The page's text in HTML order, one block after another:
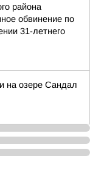
района
обвинение по
31-летнего
на озере Сандал